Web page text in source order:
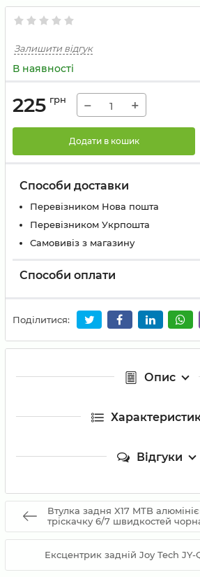
Залишити відгук
В наявності
225 грн − +
Додати в кошик
Способи доставки
Перевізником Нова пошта
Перевізником Укрпошта
Самовивіз з магазину
Способи оплати
Поділитися:
Опис
Відгуки
Втулка задня X17 MTB
тріскачку 6/7 швидкостей
Ексцентрик задній Joy Tech JY-